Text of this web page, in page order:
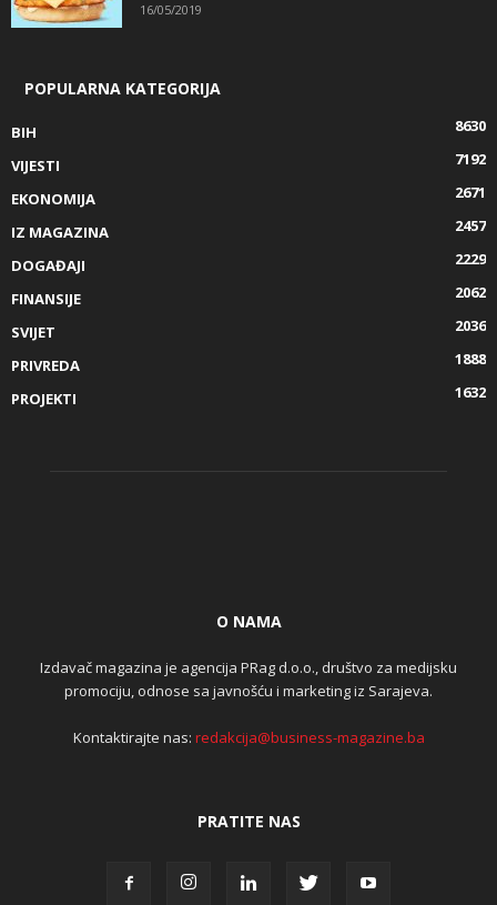
16/05/2019
POPULARNA KATEGORIJA
BIH
8630
VIJESTI
7192
EKONOMIJA
2671
IZ MAGAZINA
2457
DOGAĐAJI
2229
FINANSIJE
2062
SVIJET
2036
PRIVREDA
1888
PROJEKTI
1632
O NAMA
Izdavač magazina je agencija PRag d.o.o., društvo za medijsku
promociju, odnose sa javnošću i marketing iz Sarajeva.
Kontaktirajte nas: redakcija@business-magazine.ba
PRATITE NAS